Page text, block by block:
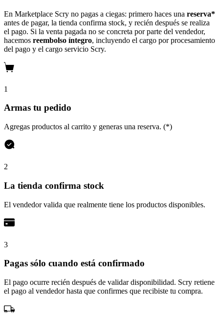
En Marketplace Scry no pagas a ciegas: primero haces una reserva*
antes de pagar, la tienda confirma stock, y recién después se realiza
el pago. Si la venta pagada no se concreta por parte del vendedor,
hacemos reembolso íntegro, incluyendo el cargo por procesamiento
del pago y el cargo servicio Scry.
1
Armas tu pedido
Agregas productos al carrito y generas una reserva. (*)
2
La tienda confirma stock
El vendedor valida que realmente tiene los productos disponibles.
3
Pagas sólo cuando está confirmado
El pago ocurre recién después de validar disponibilidad. Scry retiene
el pago al vendedor hasta que confirmes que recibiste tu compra.